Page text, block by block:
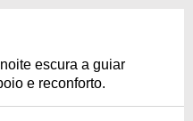
escura a guiar
e reconforto.